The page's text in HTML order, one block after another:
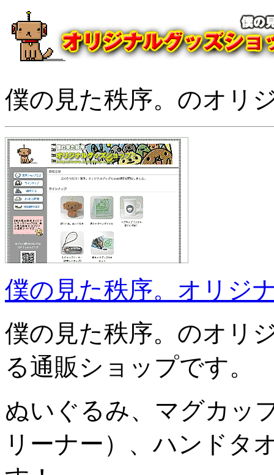
僕の見た秩序。のオ
僕の見た秩序。オリジ
僕の見た秩序。のオリ
る通販ショップです。
ぬいぐるみ、マグカッ
リーナー）、ハンドタ